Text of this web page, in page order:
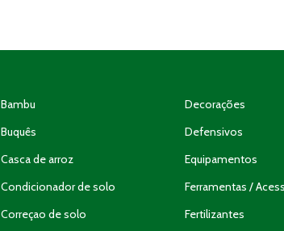
Bambu
Buquês
Casca de arroz
Condicionador de solo
Correçao de solo
Decorações
Defensivos
Equipamentos
Ferramentas /
Fertilizantes